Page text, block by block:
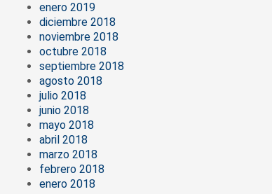
enero 2019
diciembre 2018
noviembre 2018
octubre 2018
septiembre 2018
agosto 2018
julio 2018
junio 2018
mayo 2018
abril 2018
marzo 2018
febrero 2018
enero 2018